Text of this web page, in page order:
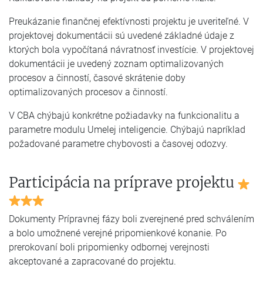
Preukázanie finančnej efektívnosti projektu je uveriteľné. V
projektovej dokumentácii sú uvedené základné údaje z
ktorých bola vypočítaná návratnosť investície. V projektovej
dokumentácii je uvedený zoznam optimalizovaných
procesov a činností, časové skrátenie doby
optimalizovaných procesov a činností.
V CBA chýbajú konkrétne požiadavky na funkcionalitu a
parametre modulu Umelej inteligencie. Chýbajú napríklad
požadované parametre chybovosti a časovej odozvy.
Participácia na príprave projektu
Dokumenty Prípravnej fázy boli zverejnené pred schválením
a bolo umožnené verejné pripomienkové konanie. Po
prerokovaní boli pripomienky odbornej verejnosti
akceptované a zapracované do projektu.